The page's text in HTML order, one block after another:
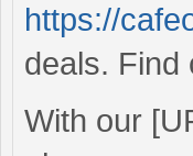
https://
deals. Find
With our